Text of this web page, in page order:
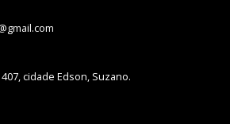
cidade Edson, Suzano.